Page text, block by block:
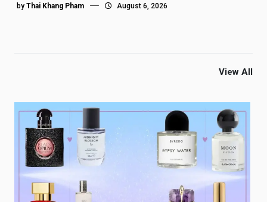
by Thai Khang Pham August 6, 2026
View All